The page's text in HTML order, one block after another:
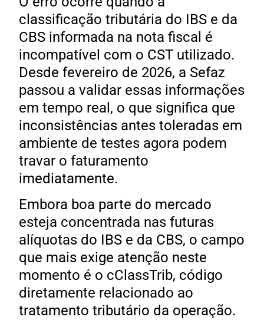
classificação tributária do IBS e da
CBS informada na nota fiscal é
incompatível com o CST utilizado.
Desde fevereiro de 2026, a Sefaz
passou a validar essas informações
em tempo real, o que significa que
inconsistências antes toleradas em
ambiente de testes agora podem
travar o faturamento
imediatamente.
Embora boa parte do mercado
esteja concentrada nas futuras
alíquotas do IBS e da CBS, o campo
que mais exige atenção neste
momento é o cClassTrib, código
diretamente relacionado ao
tratamento tributário da operação.